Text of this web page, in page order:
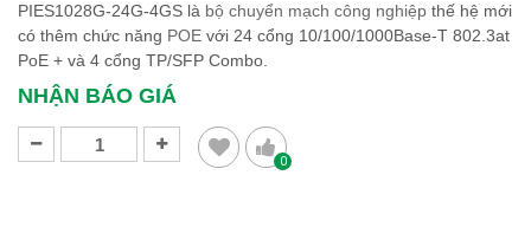
PIES1028G-24G-4GS là bộ chuyển mạch công nghiệp thế hệ mới
có thêm chức năng POE với 24 cổng 10/100/1000Base-T 802.3at
PoE + và 4 cổng TP/SFP Combo.
NHẬN BÁO GIÁ
0